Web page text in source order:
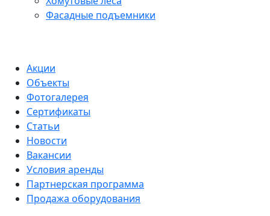
Фасадные подъемники
Акции
Объекты
Фотогалерея
Сертификаты
Статьи
Новости
Вакансии
Условия аренды
Партнерская программа
Продажа оборудования